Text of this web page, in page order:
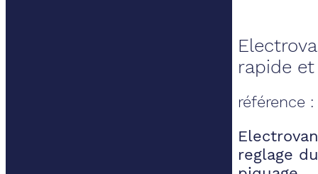
rapide
référence :
reglage